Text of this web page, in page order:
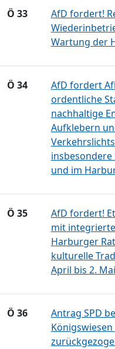
Ö 33
AfD fordert!
Wartung der
Ö 34
AfD fordert
ordentliche
nachhaltige
Aufklebern
und im
Ö 35
AfD fordert!
mit
Harburger
kulturelle
April bis 2.
Ö 36
Antrag SPD